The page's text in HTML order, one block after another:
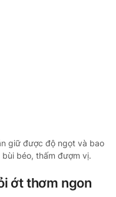
giữ được độ ngọt và bao
béo, thấm đượm vị.
ớt thơm ngon